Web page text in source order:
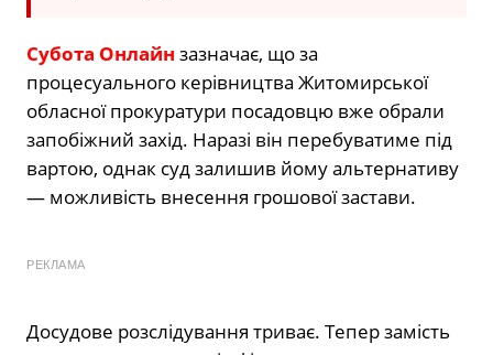
Субота Онлайн зазначає, що за
процесуального керівництва Житомирської
обласної прокуратури посадовцю вже обрали
запобіжний захід. Наразі він перебуватиме під
вартою, однак суд залишив йому альтернативу
— можливість внесення грошової застави.
РЕКЛАМА
Досудове розслідування триває. Тепер замість